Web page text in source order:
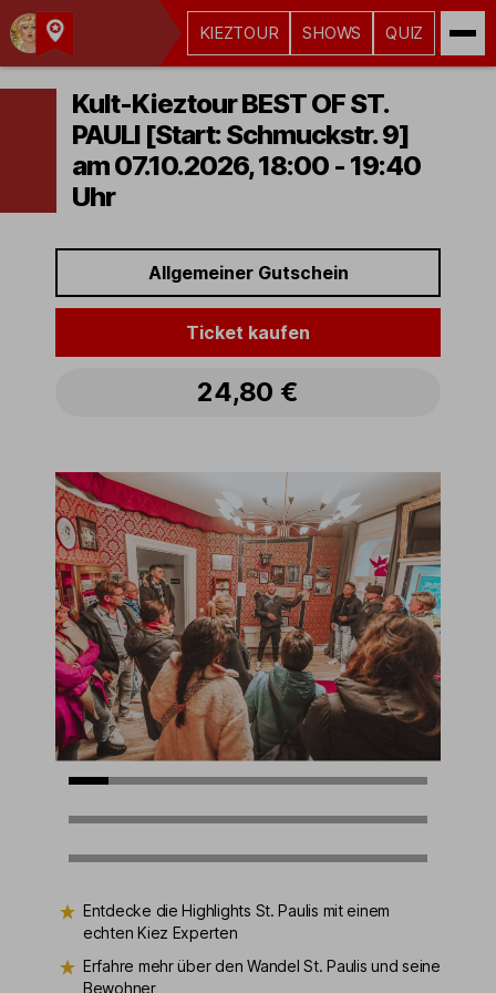
Kult-
Kieztouren
Hamburg
KIEZTOUR SHOWS QUIZ
Kult-Kieztour BEST OF ST.
PAULI [Start: Schmuckstr. 9]
am 07.10.2026, 18:00 - 19:40
Uhr
Allgemeiner Gutschein
Ticket kaufen
24,80 €
Entdecke die Highlights St. Paulis mit einem
echten Kiez Experten
Erfahre mehr über den Wandel St. Paulis und seine
Bewohner